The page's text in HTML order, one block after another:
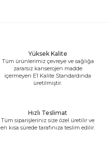
Yüksek Kalite
Tüm ürünlerimiz çevreye ve sağlığa
zararsız kanserojen madde
içermeyen E1 Kalite Standardında
üretilmiştir.
Hızlı Teslimat
Tüm siparişleriniz size özel üretilir ve
en kısa sürede tarafınıza teslim edilir.